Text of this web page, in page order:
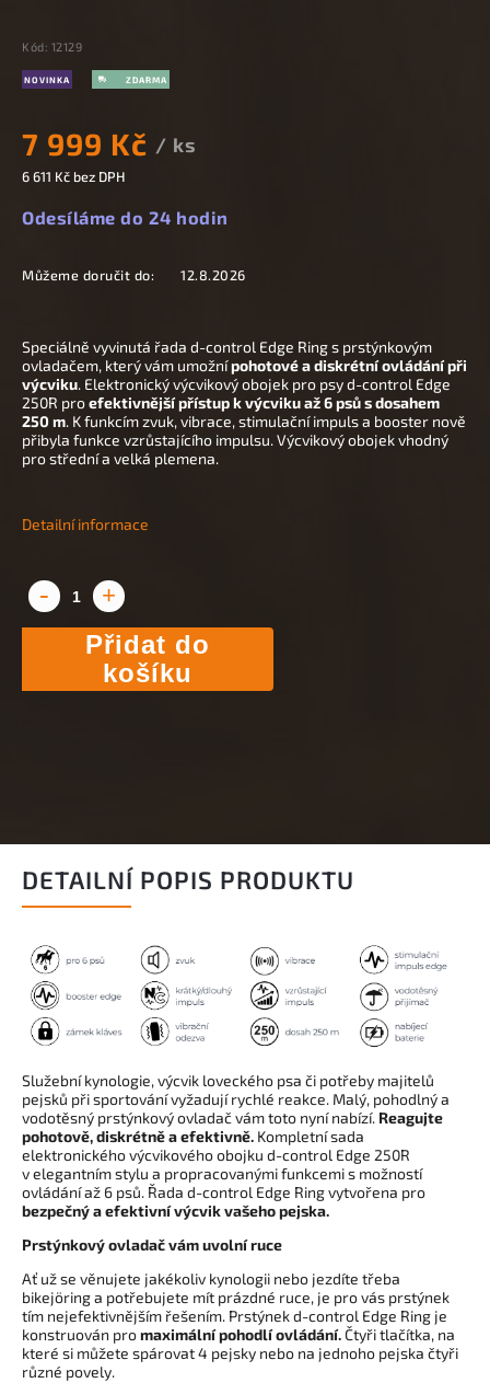
Kód: 12129
NOVINKA
7 999 Kč / ks
6 611 Kč bez DPH
Odesíláme do 24 hodin
Můžeme doručit do: 12.8.2026
Přidat do
košíku
Speciálně vyvinutá řada d-control Edge Ring s prstýnkovým
ovladačem, který vám umožnípohotové a diskrétní ovládání při
výcviku. Elektronický výcvikový obojek pro psy d-control Edge
250R proefektivnější přístup k výcviku až 6 psů s dosahem
250 m. K funkcím zvuk, vibrace, stimulační impuls a booster nově
přibyla funkce vzrůstajícího impulsu. Výcvikový obojek vhodný
pro střední a velká plemena.
Detailní informace
DETAILNÍ POPIS PRODUKTU
Služební kynologie, výcvik loveckého psa či potřeby majitelů
pejsků při sportování vyžadují rychlé reakce. Malý, pohodlný a
vodotěsný prstýnkový ovladač vám toto nyní nabízí. Reagujte
pohotově, diskrétně a efektivně. Kompletní sada
elektronického výcvikového obojku d-control Edge 250R
v elegantním stylu a propracovanými funkcemi s možností
ovládání až 6 psů. Řada d-control Edge Ring vytvořena pro
bezpečný a efektivní výcvik vašeho pejska.
Prstýnkový ovladač vám uvolní ruce
Ať už se věnujete jakékoliv kynologii nebo jezdíte třeba
bikejöring a potřebujete mít prázdné ruce, je pro vás prstýnek
tím nejefektivnějším řešením. Prstýnek d-control Edge Ring je
konstruován promaximální pohodlí ovládání.Čtyři tlačítka, na
které si můžete spárovat 4 pejsky nebo na jednoho pejska čtyři
různé povely.